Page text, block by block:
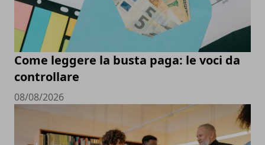
Come leggere la busta paga: le voci da
controllare
08/08/2026